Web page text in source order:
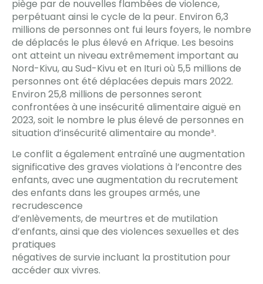
piège par de nouvelles flambées de violence,
perpétuant ainsi le cycle de la peur. Environ 6,3
millions de personnes ont fui leurs foyers, le nombre
de déplacés le plus élevé en Afrique. Les besoins
ont atteint un niveau extrêmement important au
Nord-Kivu, au Sud-Kivu et en Ituri où 5,5 millions de
personnes ont été déplacées depuis mars 2022.
Environ 25,8 millions de personnes seront
confrontées à une insécurité alimentaire aiguë en
2023, soit le nombre le plus élevé de personnes en
situation d’insécurité alimentaire au monde³.
Le conflit a également entraîné une augmentation
significative des graves violations à l’encontre des
enfants, avec une augmentation du recrutement
des enfants dans les groupes armés, une
recrudescence
d’enlèvements, de meurtres et de mutilation
d’enfants, ainsi que des violences sexuelles et des
pratiques
négatives de survie incluant la prostitution pour
accéder aux vivres.